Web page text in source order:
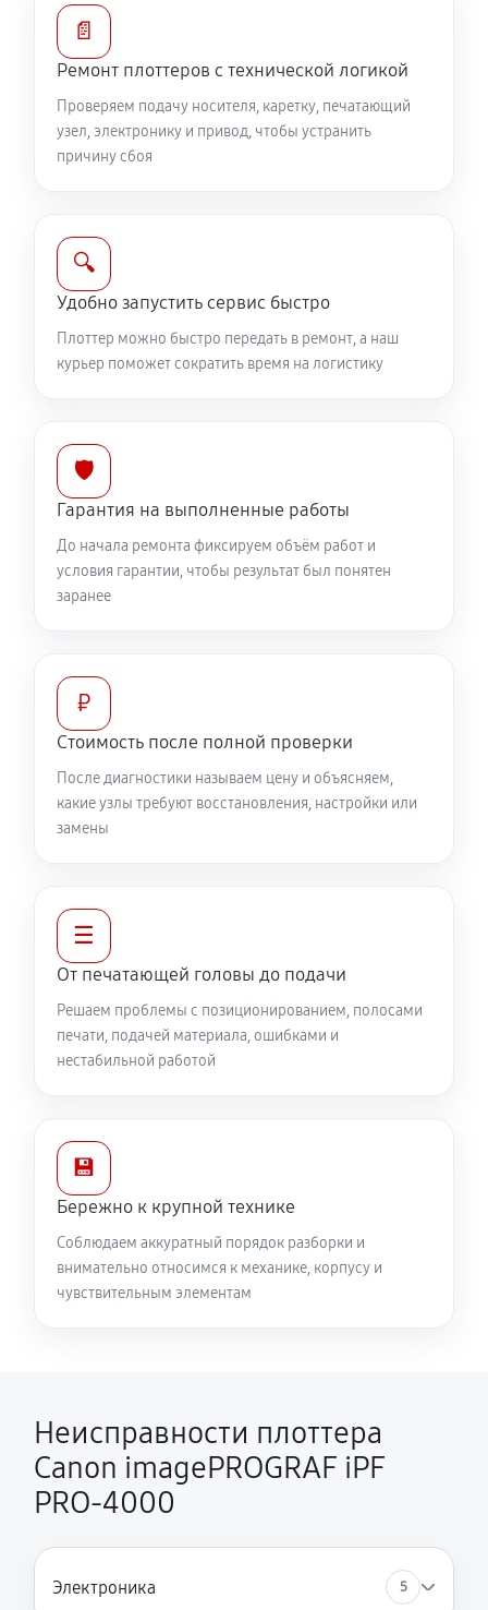
📄
Ремонт плоттеров с технической логикой
Проверяем подачу носителя, каретку, печатающий
узел, электронику и привод, чтобы устранить
причину сбоя
🔍
Удобно запустить сервис быстро
Плоттер можно быстро передать в ремонт, а наш
курьер поможет сократить время на логистику
🛡️
Гарантия на выполненные работы
До начала ремонта фиксируем объём работ и
условия гарантии, чтобы результат был понятен
заранее
₽
Стоимость после полной проверки
После диагностики называем цену и объясняем,
какие узлы требуют восстановления, настройки или
замены
☰
От печатающей головы до подачи
Решаем проблемы с позиционированием, полосами
печати, подачей материала, ошибками и
нестабильной работой
💾
Бережно к крупной технике
Соблюдаем аккуратный порядок разборки и
внимательно относимся к механике, корпусу и
чувствительным элементам
Неисправности плоттера
Canon imagePROGRAF iPF
PRO-4000
Электроника 5